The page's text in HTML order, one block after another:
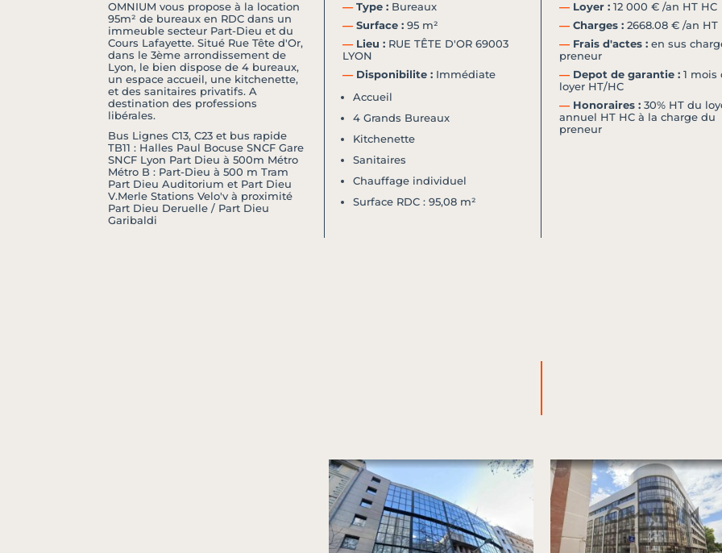
OMNIUM vous propose à la location
95m² de bureaux en RDC dans un
immeuble secteur Part-Dieu et du
Cours Lafayette. Situé Rue Tête d'Or,
dans le 3ème arrondissement de
Lyon, le bien dispose de 4 bureaux,
un espace accueil, une kitchenette,
et des sanitaires privatifs. A
destination des professions
libérales.
Bus Lignes C13, C23 et bus rapide
TB11 : Halles Paul Bocuse SNCF Gare
SNCF Lyon Part Dieu à 500m Métro
Métro B : Part-Dieu à 500 m Tram
Part Dieu Auditorium et Part Dieu
V.Merle Stations Velo'v à proximité
Part Dieu Deruelle / Part Dieu
Garibaldi
―Type :Bureaux
―Surface :95 m²
―Lieu :RUE TÊTE D'OR 69003
LYON
―Disponibilite :Immédiate
Accueil
4 Grands Bureaux
Kitchenette
Sanitaires
Chauffage individuel
Surface RDC : 95,08 m²
―Loyer :12 000 € /an HT HC
―Charges :2668.08 € /an HT
―Frais d'actes :en sus
preneur
―Depot de garantie :1 mois
loyer HT/HC
―Honoraires :30% HT du
annuel HT HC à la charge du
preneur